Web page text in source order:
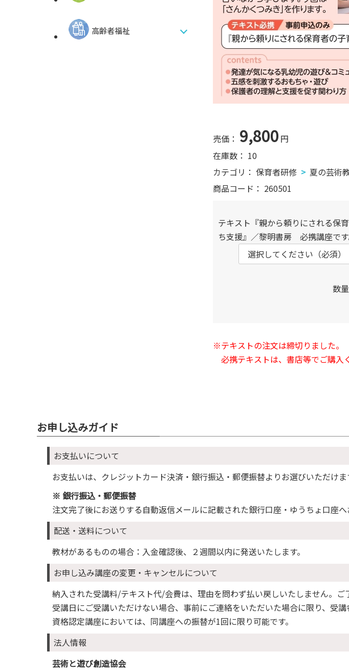
売価： 9,800 円
在庫数： 10
カテゴリ： 保育者研修 夏の芸術
商品コード： 260501
テキスト『親から頼りにされる保
ち支援』／黎明書房 必携講座です
数量
※テキストの注文は締切りました。
必携テキストは、書店等でご購入
高齢者福祉
お申し込みガイド
お支払いについて
お支払いは、クレジットカード決済・銀行振込・郵便振替よりお選びいただけま
※ 銀行振込・郵便振替
注文完了後にお送りする自動返信メールに記載された銀行口座・ゆうちょ口座
配送・送料について
教材があるものの場合：入金確認後、２週間以内に発送いたします。
お申し込み講座の変更・キャンセルについて
納入された受講料/テキスト代/会費は、理由を問わず払い戻しいたしません。ご
受講日にご受講いただけない場合、事前にご連絡をいただいた場合に限り、受
資格認定講座においては、同講座への振替が1回に限り可能です。
法人情報
芸術と遊び創造協会